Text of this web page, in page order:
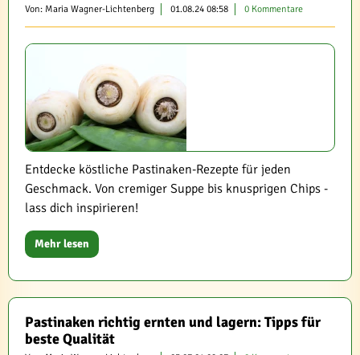
Von: Maria Wagner-Lichtenberg 01.08.24 08:58 0 Kommentare
Entdecke köstliche Pastinaken-Rezepte für jeden
Geschmack. Von cremiger Suppe bis knusprigen Chips -
lass dich inspirieren!
Mehr lesen
Pastinaken richtig ernten und lagern: Tipps für
beste Qualität